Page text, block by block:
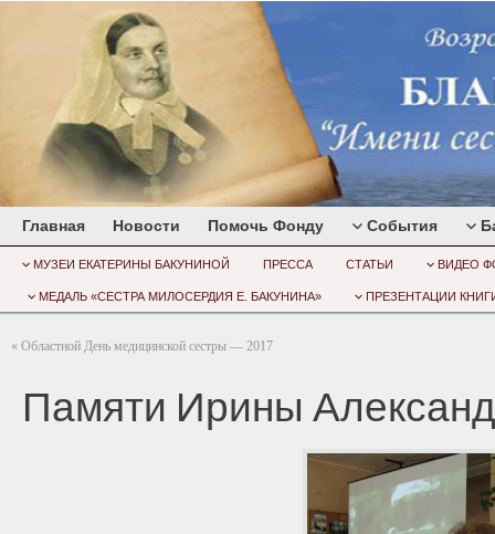
Главная Новости Помочь Фонду События
МУЗЕИ ЕКАТЕРИНЫ БАКУНИНОЙ ПРЕССА СТАТЬИ ВИДЕО
МЕДАЛЬ «СЕСТРА МИЛОСЕРДИЯ Е. БАКУНИНА» ПРЕЗЕНТАЦИИ
« Областной День медицинской сестры — 2017
Памяти Ирины